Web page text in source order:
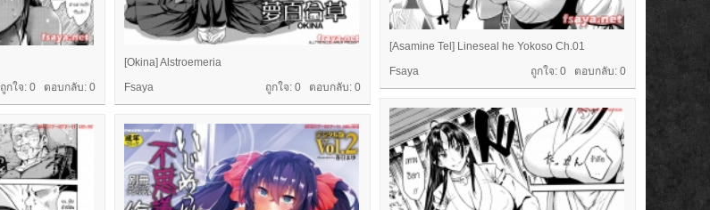
[Asamine Tel] Lineseal he Yokoso Ch.01
ถูกใจ: 0 ตอบกลับ: 0
Fsaya
ถูกใจ: 0 ตอบกลับ: 0
[Okina] Alstroemeria
ถูกใจ: 0 ตอบกลับ: 0
Fsaya